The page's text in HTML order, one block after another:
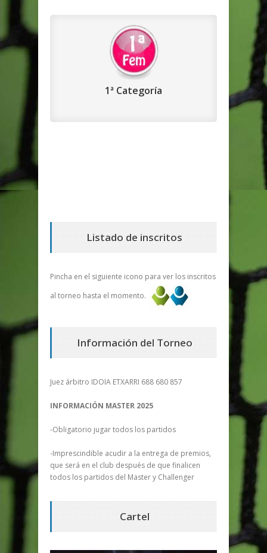
1ª Categoría
Listado de inscritos
Pincha en el siguiente icono para ver los inscritos
al torneo hasta el momento.
Información del Torneo
Juez árbitro IDOIA ETXARRI 688 680 857
INFORMACIÓN MASTER 2025
-Obligatorio jugar todos los partidos
-Imprescindible acudir a la entrega de premios,
que será en el club después de que finalicen
todos los partidos del Master y Challenger
Cartel